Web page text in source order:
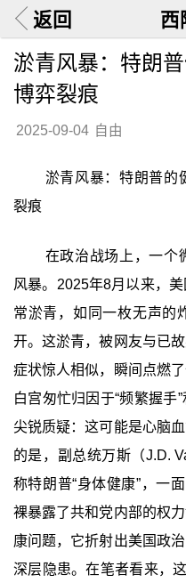
返回 西
淤青风暴：特朗
博弈裂痕
2025-09-04 自由
淤青风暴：特朗普的
裂痕
在政治战场上，一个
风暴。2025年8月以来，
常淤青，如同一枚无声的
开。这淤青，被网友与已
症状惊人相似，瞬间点燃
白宫匆忙归因于“频繁握手
尖锐质疑：这可能是心脑
的是，副总统万斯（J.D.
称特朗普“身体健康”，一
裸暴露了共和党内部的权
康问题，它折射出美国政
深层隐患。在笔者看来，